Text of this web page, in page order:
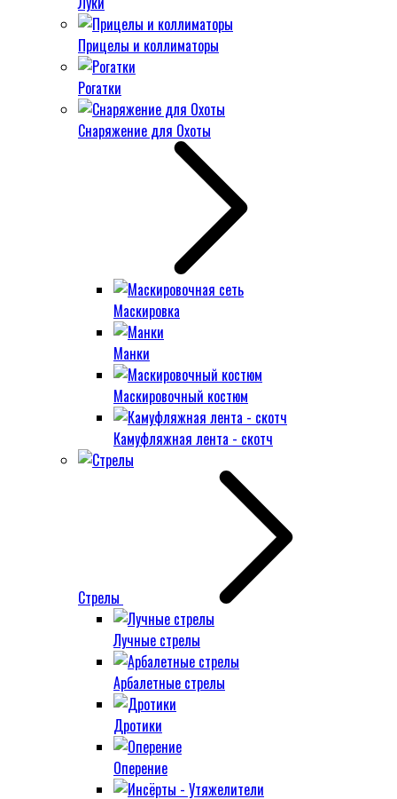
Прицелы и коллиматоры
Рогатки
Снаряжение для Охоты
Маскировка
Манки
Маскировочный костюм
Камуфляжная лента - скотч
Стрелы
Лучные стрелы
Арбалетные стрелы
Дротики
Оперение